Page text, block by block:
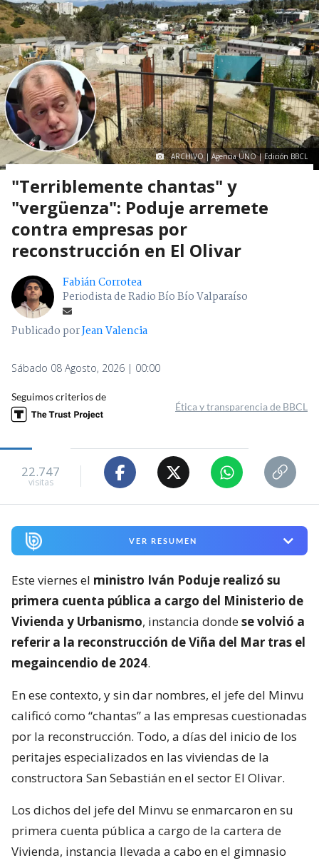
ARCHIVO | Agencia UNO | Edición BBCL
"Terriblemente chantas" y
"vergüenza": Poduje arremete
contra empresas por
reconstrucción en El Olivar
Fabián Corrotea
Periodista de Radio Bío Bío Valparaíso
Publicado porJean Valencia
Sábado 08 Agosto, 2026 | 00:00
Seguimos criterios de
Ética y transparencia de BBCL
22.747
visitas
VER RESUMEN
Este viernes el ministro Iván Poduje realizó su
primera cuenta pública a cargo del Ministerio de
Vivienda y Urbanismo, instancia dondese volvió a
referir a la reconstrucción de Viña del Mar tras el
megaincendio de 2024.
En ese contexto, y sin dar nombres, el jefe del Minvu
calificó como “chantas” a las empresas cuestionadas
por la reconstrucción. Todo, a días del inicio de los
peritajes especializados en las viviendas de la
constructora San Sebastián en el sector El Olivar.
Los dichos del jefe del Minvu se enmarcaron en su
primera cuenta pública a cargo de la cartera de
Vivienda, instancia llevada a cabo en el gimnasio